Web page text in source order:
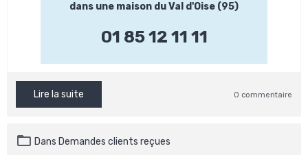
dans une maison du Val d'Oise (95)
01 85 12 11 11
Lire la suite 0 commentaire
Dans Demandes clients reçues